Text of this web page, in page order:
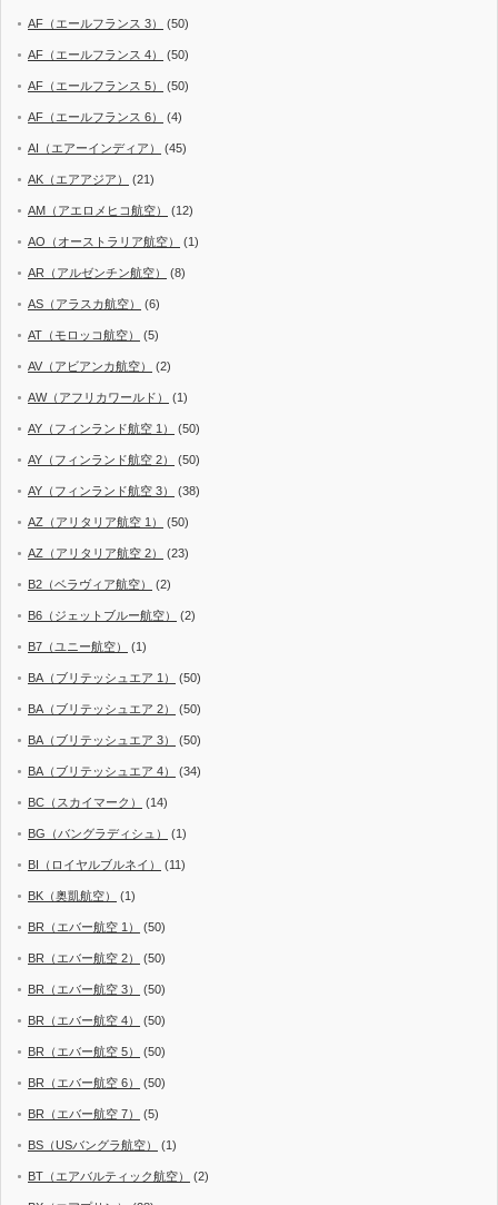
AF（エールフランス 3） (50)
AF（エールフランス 4） (50)
AF（エールフランス 5） (50)
AF（エールフランス 6） (4)
AI（エアーインディア） (45)
AK（エアアジア） (21)
AM（アエロメヒコ航空） (12)
AO（オーストラリア航空） (1)
AR（アルゼンチン航空） (8)
AS（アラスカ航空） (6)
AT（モロッコ航空） (5)
AV（アビアンカ航空） (2)
AW（アフリカワールド） (1)
AY（フィンランド航空 1） (50)
AY（フィンランド航空 2） (50)
AY（フィンランド航空 3） (38)
AZ（アリタリア航空 1） (50)
AZ（アリタリア航空 2） (23)
B2（ベラヴィア航空） (2)
B6（ジェットブルー航空） (2)
B7（ユニー航空） (1)
BA（ブリテッシュエア 1） (50)
BA（ブリテッシュエア 2） (50)
BA（ブリテッシュエア 3） (50)
BA（ブリテッシュエア 4） (34)
BC（スカイマーク） (14)
BG（バングラディシュ） (1)
BI（ロイヤルブルネイ） (11)
BK（奥凱航空） (1)
BR（エバー航空 1） (50)
BR（エバー航空 2） (50)
BR（エバー航空 3） (50)
BR（エバー航空 4） (50)
BR（エバー航空 5） (50)
BR（エバー航空 6） (50)
BR（エバー航空 7） (5)
BS（USバングラ航空） (1)
BT（エアバルティック航空） (2)